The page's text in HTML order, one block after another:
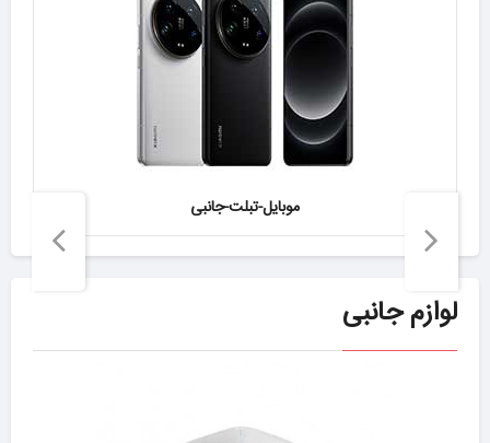
موبایل-تبلت-جانبی
لوازم جانبی